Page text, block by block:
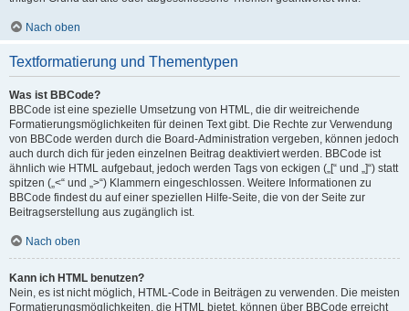
Nach oben
Textformatierung und Thementypen
Was ist BBCode?
BBCode ist eine spezielle Umsetzung von HTML, die dir weitreichende
Formatierungsmöglichkeiten für deinen Text gibt. Die Rechte zur Verwendung
von BBCode werden durch die Board-Administration vergeben, können jedoch
auch durch dich für jeden einzelnen Beitrag deaktiviert werden. BBCode ist
ähnlich wie HTML aufgebaut, jedoch werden Tags von eckigen („[“ und „]“) statt
spitzen („<“ und „>“) Klammern eingeschlossen. Weitere Informationen zu
BBCode findest du auf einer speziellen Hilfe-Seite, die von der Seite zur
Beitragserstellung aus zugänglich ist.
Nach oben
Kann ich HTML benutzen?
Nein, es ist nicht möglich, HTML-Code in Beiträgen zu verwenden. Die meisten
Formatierungsmöglichkeiten, die HTML bietet, können über BBCode erreicht